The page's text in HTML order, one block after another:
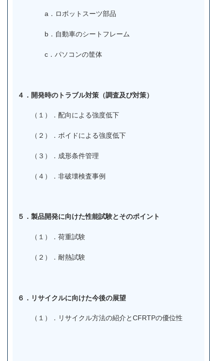
a．ロボットスーツ部品
b．自動車のシートフレーム
c．パソコンの筐体
４．開発時のトラブル対策（調査及び対策）
（１）．配向による強度低下
（２）．ボイドによる強度低下
（３）．成形条件管理
（４）．非破壊検査事例
５．製品開発に向けた性能試験とそのポイント
（１）．荷重試験
（２）．耐熱試験
６．リサイクルに向けた今後の展望
（１）．リサイクル方法の紹介とCFRTPの優位性